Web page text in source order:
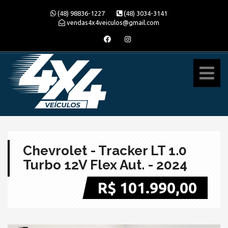
(48) 98836-1227
(48) 3034-3141
vendas4x4veiculos@gmail.com
Chevrolet - Tracker LT 1.0
Turbo 12V Flex Aut. - 2024
R$ 101.990,00